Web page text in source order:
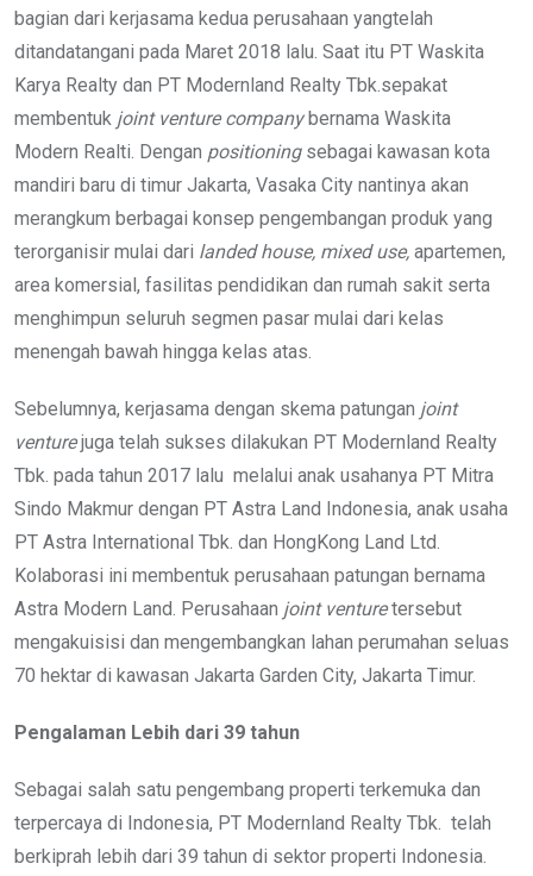
bagian dari kerjasama kedua perusahaan yangtelah
ditandatangani pada Maret 2018 lalu. Saat itu PT Waskita
Karya Realty dan PT Modernland Realty Tbk.sepakat
membentuk joint venture companybernama Waskita
Modern Realti. Dengan positioning sebagai kawasan kota
mandiri baru di timur Jakarta, Vasaka City nantinya akan
merangkum berbagai konsep pengembangan produk yang
terorganisir mulai dari landed house, mixed use, apartemen,
area komersial, fasilitas pendidikan dan rumah sakit serta
menghimpun seluruh segmen pasar mulai dari kelas
menengah bawah hingga kelas atas.
Sebelumnya, kerjasama dengan skema patungan joint
venturejuga telah sukses dilakukan PT Modernland Realty
Tbk. pada tahun 2017 lalu melalui anak usahanya PT Mitra
Sindo Makmur dengan PT Astra Land Indonesia, anak usaha
PT Astra International Tbk. dan HongKong Land Ltd.
Kolaborasi ini membentuk perusahaan patungan bernama
Astra Modern Land. Perusahaan joint venturetersebut
mengakuisisi dan mengembangkan lahan perumahan seluas
70 hektar di kawasan Jakarta Garden City, Jakarta Timur.
Pengalaman Lebih dari 39 tahun
Sebagai salah satu pengembang properti terkemuka dan
terpercaya di Indonesia, PT Modernland Realty Tbk. telah
berkiprah lebih dari 39 tahun di sektor properti Indonesia.